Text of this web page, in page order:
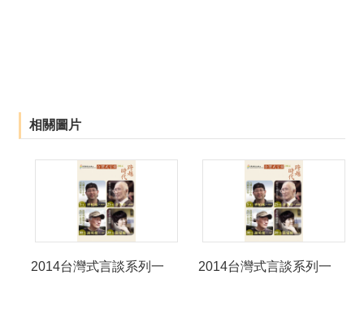
相關圖片
2014台灣式言談系列一 2014台灣式言談系列一